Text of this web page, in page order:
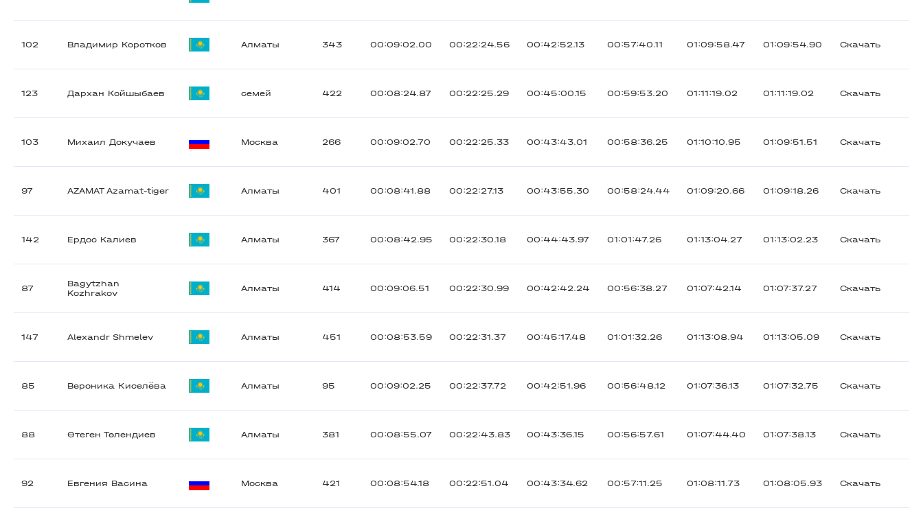
102 Владимир Коротков Алматы 343 00:09:02.00 00:22:24.56 00:42:52.13 00:57:40.11 01:09:58.47 01:09:54.90 Скачать
123 Дархан Койшыбаев семей 422 00:08:24.87 00:22:25.29 00:45:00.15 00:59:53.20 01:11:19.02 01:11:19.02 Скачать
103 Михаил Докучаев Москва 266 00:09:02.70 00:22:25.33 00:43:43.01 00:58:36.25 01:10:10.95 01:09:51.51 Скачать
97 AZAMAT Azamat-tiger Алматы 401 00:08:41.88 00:22:27.13 00:43:55.30 00:58:24.44 01:09:20.66 01:09:18.26 Скачать
142 Ердос Калиев Алматы 367 00:08:42.95 00:22:30.18 00:44:43.97 01:01:47.26 01:13:04.27 01:13:02.23 Скачать
87
Bagytzhan
Kozhrakov
Алматы 414 00:09:06.51 00:22:30.99 00:42:42.24 00:56:38.27 01:07:42.14 01:07:37.27 Скачать
147 Alexandr Shmelev Алматы 451 00:08:53.59 00:22:31.37 00:45:17.48 01:01:32.26 01:13:08.94 01:13:05.09 Скачать
85 Вероника Киселёва Алматы 95 00:09:02.25 00:22:37.72 00:42:51.96 00:56:48.12 01:07:36.13 01:07:32.75 Скачать
88 Өтеген Төлендиев Алматы 381 00:08:55.07 00:22:43.83 00:43:36.15 00:56:57.61 01:07:44.40 01:07:38.13 Скачать
92 Евгения Васина Москва 421 00:08:54.18 00:22:51.04 00:43:34.62 00:57:11.25 01:08:11.73 01:08:05.93 Скачать